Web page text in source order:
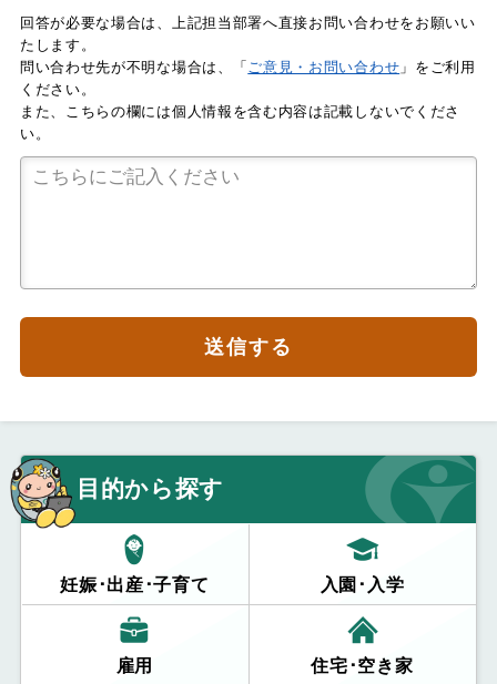
回答が必要な場合は、上記担当部署へ直接お問い合わせをお願いい
たします。
問い合わせ先が不明な場合は、「 ご意見・お問い合わせ 」をご利用
ください。
また、こちらの欄には個人情報を含む内容は記載しないでくださ
い。
送信する
目的から探す
妊娠･出産･子育て 入園･入学
雇用 住宅･空き家